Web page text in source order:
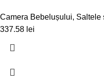
Camera Bebelușului, Saltele
337.58 lei